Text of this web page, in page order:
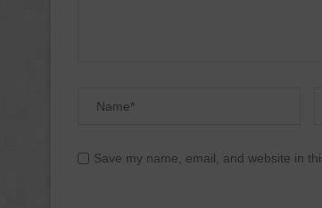
Save my name, email, and website in